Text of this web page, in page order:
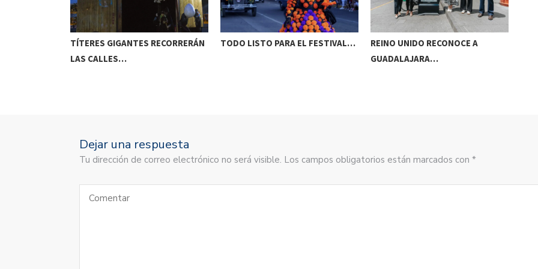
TÍTERES GIGANTES RECORRERÁN
LAS CALLES…
TODO LISTO PARA EL FESTIVAL…
REINO UNIDO RECONOCE A
GUADALAJARA…
Dejar una respuesta
Tu dirección de correo electrónico no será visible. Los campos obligatorios están marcados con *